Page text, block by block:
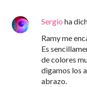
Sergio ha
Ramy me
Es
de colores
digamos los
abrazo.